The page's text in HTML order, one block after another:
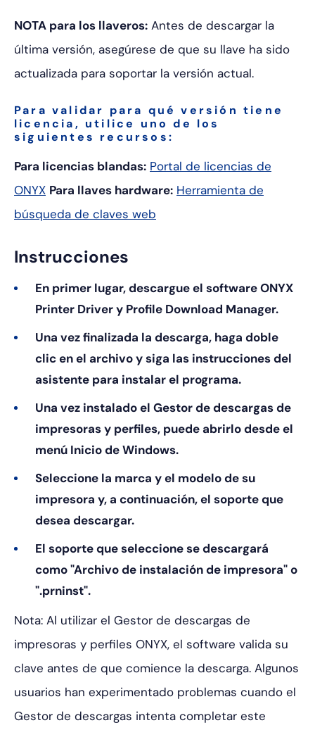
NOTA para los llaveros: Antes de descargar la
última versión, asegúrese de que su llave ha sido
actualizada para soportar la versión actual.
Para validar para qué versión tiene
licencia, utilice uno de los
siguientes recursos:
Para licencias blandas: Portal de licencias de
ONYX Para llaves hardware: Herramienta de
búsqueda de claves web
Instrucciones
En primer lugar, descargue el software ONYX
Printer Driver y Profile Download Manager.
Una vez finalizada la descarga, haga doble
clic en el archivo y siga las instrucciones del
asistente para instalar el programa.
Una vez instalado el Gestor de descargas de
impresoras y perfiles, puede abrirlo desde el
menú Inicio de Windows.
Seleccione la marca y el modelo de su
impresora y, a continuación, el soporte que
desea descargar.
El soporte que seleccione se descargará
como "Archivo de instalación de impresora" o
".prninst".
Nota: Al utilizar el Gestor de descargas de
impresoras y perfiles ONYX, el software valida su
clave antes de que comience la descarga. Algunos
usuarios han experimentado problemas cuando el
Gestor de descargas intenta completar este